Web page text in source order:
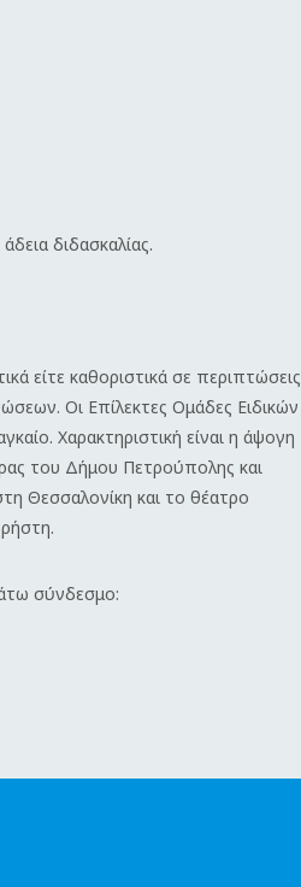
διδασκαλίας.
είτε καθοριστικά σε περιπτώσεις
Οι Επίλεκτες Ομάδες Ειδικών
Χαρακτηριστική είναι η άψογη
του Δήμου Πετρούπολης και
Θεσσαλονίκη και το θέατρο
σύνδεσμο: